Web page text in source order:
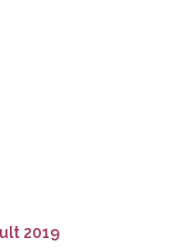
2019